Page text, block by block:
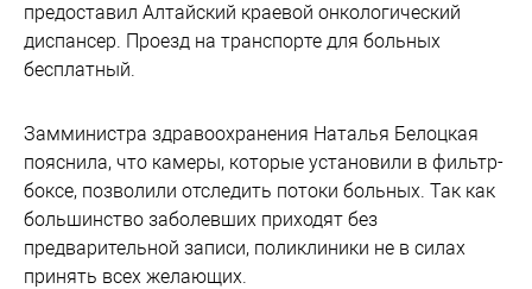
предоставил Алтайский краевой онкологический
диспансер. Проезд на транспорте для больных
бесплатный.
Замминистра здравоохранения Наталья Белоцкая
пояснила, что камеры, которые установили в фильтр-
боксе, позволили отследить потоки больных. Так как
большинство заболевших приходят без
предварительной записи, поликлиники не в силах
принять всех желающих.